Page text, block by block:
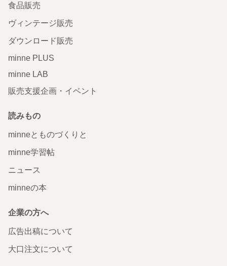
食品販売
ヴィンテージ販売
ダウンロード販売
minne PLUS
minne LAB
販売支援企画・イベント
読みもの
minneとものづくりと
minne学習帖
ニュース
minneの本
企業の方へ
広告出稿について
大口注文について